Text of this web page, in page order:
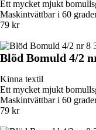
Ett mycket mjukt
Maskintvättbar i 60
79 kr
Blöd Bomuld 4/2
Kinna textil
Ett mycket mjukt
Maskintvättbar i 60
79 kr